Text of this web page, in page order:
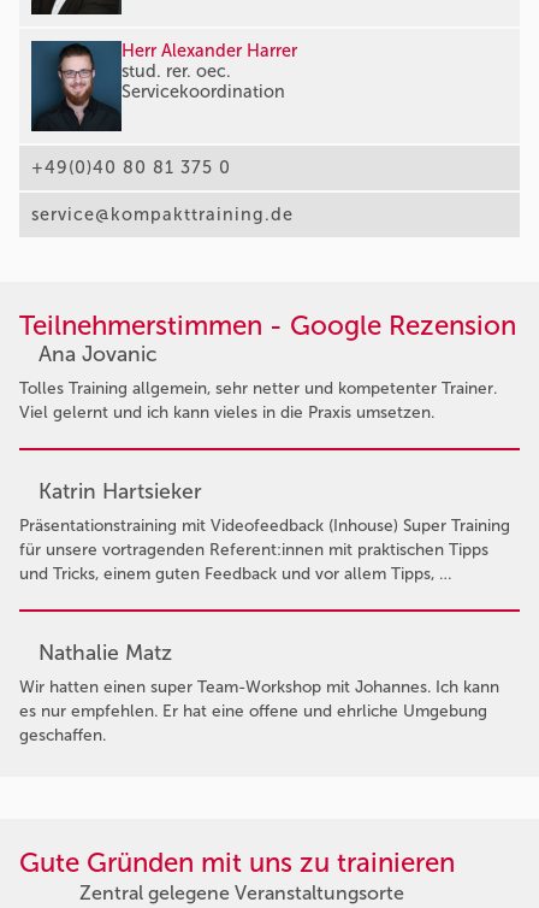
Herr Alexander Harrer
stud. rer. oec.
Servicekoordination
+49(0)40 80 81 375 0
service@kompakttraining.de
Teilnehmerstimmen - Google Rezension
Ana Jovanic
Tolles Training allgemein, sehr netter und kompetenter Trainer.
Viel gelernt und ich kann vieles in die Praxis umsetzen.
Katrin Hartsieker
Präsentationstraining mit Videofeedback (Inhouse) Super Training
für unsere vortragenden Referent:innen mit praktischen Tipps
und Tricks, einem guten Feedback und vor allem Tipps, …
Nathalie Matz
Wir hatten einen super Team-Workshop mit Johannes. Ich kann
es nur empfehlen. Er hat eine offene und ehrliche Umgebung
geschaffen.
Gute Gründen mit uns zu trainieren
Zentral gelegene Veranstaltungsorte